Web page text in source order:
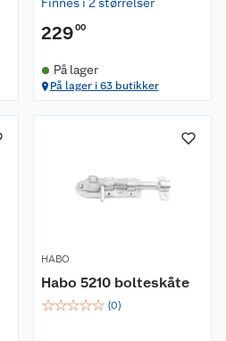
22900
På lager
På lager i 63 butikker
HABO
Habo 5210 bolteskåte
☆☆☆☆☆ (0)